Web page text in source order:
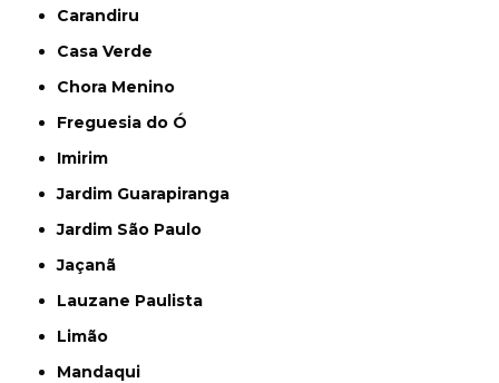
Carandiru
Casa Verde
Chora Menino
Freguesia do Ó
Imirim
Jardim Guarapiranga
Jardim São Paulo
Jaçanã
Lauzane Paulista
Limão
Mandaqui